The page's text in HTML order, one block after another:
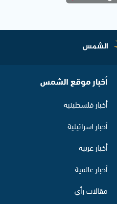
أخبار موقع الشمس
أخبار فلسطينية
أخبار اسرائيلية
أخبار عربية
أخبار عالمية
مقالات رأي